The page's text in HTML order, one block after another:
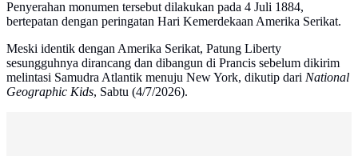
Penyerahan monumen tersebut dilakukan pada 4 Juli 1884,
bertepatan dengan peringatan Hari Kemerdekaan Amerika Serikat.
Meski identik dengan Amerika Serikat, Patung Liberty
sesungguhnya dirancang dan dibangun di Prancis sebelum dikirim
melintasi Samudra Atlantik menuju New York, dikutip dari National
Geographic Kids, Sabtu (4/7/2026).